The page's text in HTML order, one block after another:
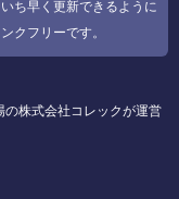
ち早く更新できるように
クフリーです。
の株式会社コレックが運営